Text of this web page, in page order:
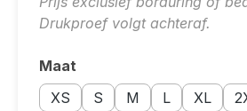
Drukproef volgt achteraf.
Selecteer
Maat
XS
Maatoptie: XS
S
Maatoptie: S
M
Maatoptie: M
L
Maatoptie: L
XL